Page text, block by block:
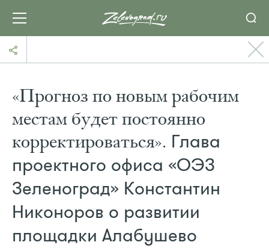
«Прогноз по новым рабочим
местам будет постоянно
корректироваться». Глава
проектного офиса «ОЭЗ
Зеленоград» Константин
Никоноров о развитии
площадки Алабушево